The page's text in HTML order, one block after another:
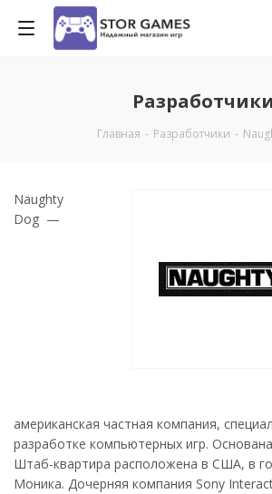
Разработчики
Главная - Разработчики -
Naughty
Dog —
американская частная компания,
разработке компьютерных игр.
Штаб-квартира расположена в США, в
Моника. Дочерняя компания Sony